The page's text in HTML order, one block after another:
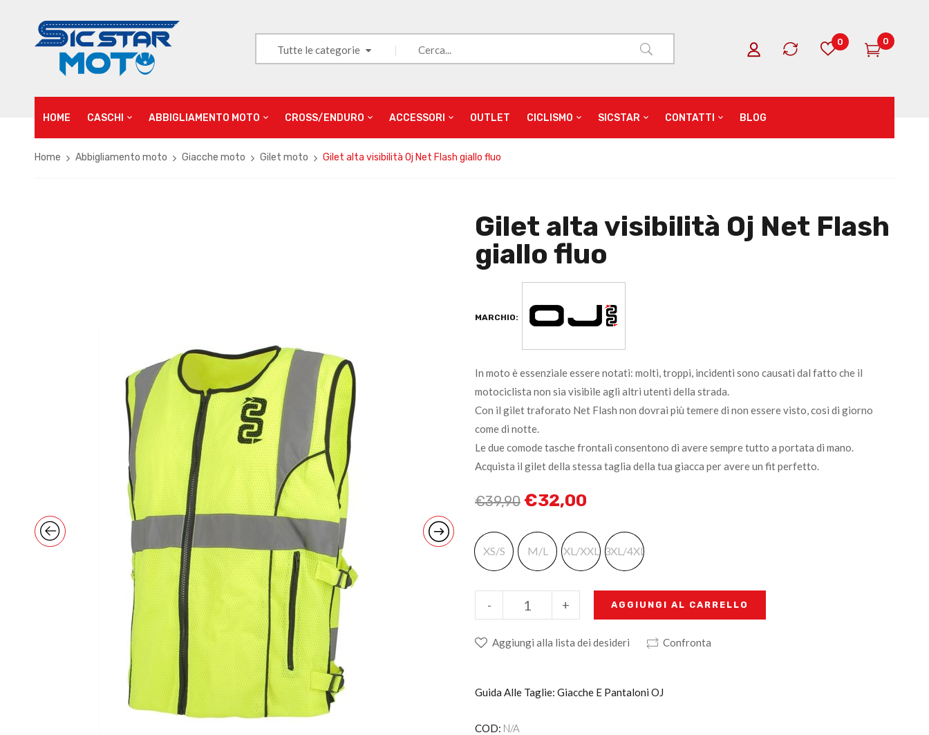
Tutte le categorie
0 0
HOME CASCHI ABBIGLIAMENTO MOTO CROSS/ENDURO ACCESSORI OUTLET CICLISMO SICSTAR CONTATTI BLOG
Home Abbigliamento moto Giacche moto Gilet moto Gilet alta visibilità Oj Net Flash giallo fluo
Gilet alta visibilità Oj Net Flash
giallo fluo
MARCHIO:
In moto è essenziale essere notati: molti, troppi, incidenti sono causati dal fatto che il
motociclista non sia visibile agli altri utenti della strada.
Con il gilet traforato Net Flash non dovrai più temere di non essere visto, così di giorno
come di notte.
Le due comode tasche frontali consentono di avere sempre tutto a portata di mano.
Acquista il gilet della stessa taglia della tua giacca per avere un fit perfetto.
€39,90 €32,00
XS/S M/L XL/XXL 3XL/4XL
+
- AGGIUNGI AL CARRELLO
Aggiungi alla lista dei desideri Confronta
Guida Alle Taglie: Giacche E Pantaloni OJ
COD: N/A